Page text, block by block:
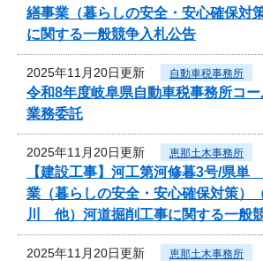
繕事業（暮らしの安全・安心確保対
に関する一般競争入札公告
2025年11月20日更新 自動車税事務所
令和8年度岐阜県自動車税事務所コ
業務委託
2025年11月20日更新 恵那土木事務所
【建設工事】河工第河修暮3号/県
業（暮らしの安全・安心確保対策）
川 他）河道掘削工事に関する一般
2025年11月20日更新 恵那土木事務所